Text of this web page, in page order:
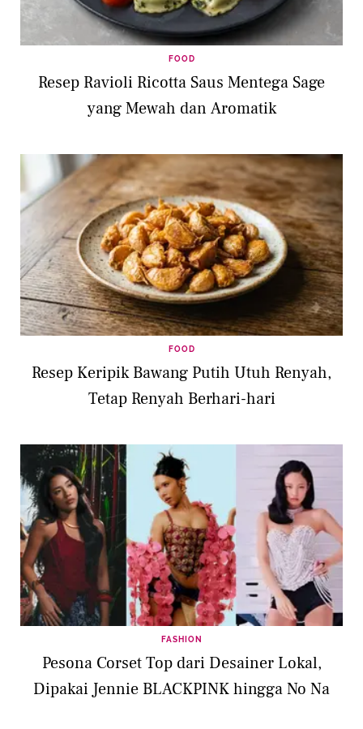
FOOD
Resep Ravioli Ricotta Saus Mentega Sage
yang Mewah dan Aromatik
FOOD
Resep Keripik Bawang Putih Utuh Renyah,
Tetap Renyah Berhari-hari
FASHION
Pesona Corset Top dari Desainer Lokal,
Dipakai Jennie BLACKPINK hingga No Na